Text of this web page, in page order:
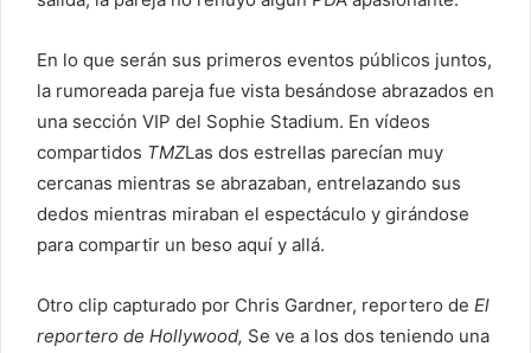
En lo que serán sus primeros eventos públicos juntos,
la rumoreada pareja fue vista besándose abrazados en
una sección VIP del Sophie Stadium. En vídeos
compartidos TMZLas dos estrellas parecían muy
cercanas mientras se abrazaban, entrelazando sus
dedos mientras miraban el espectáculo y girándose
para compartir un beso aquí y allá.
Otro clip capturado por Chris Gardner, reportero de El
reportero de Hollywood, Se ve a los dos teniendo una